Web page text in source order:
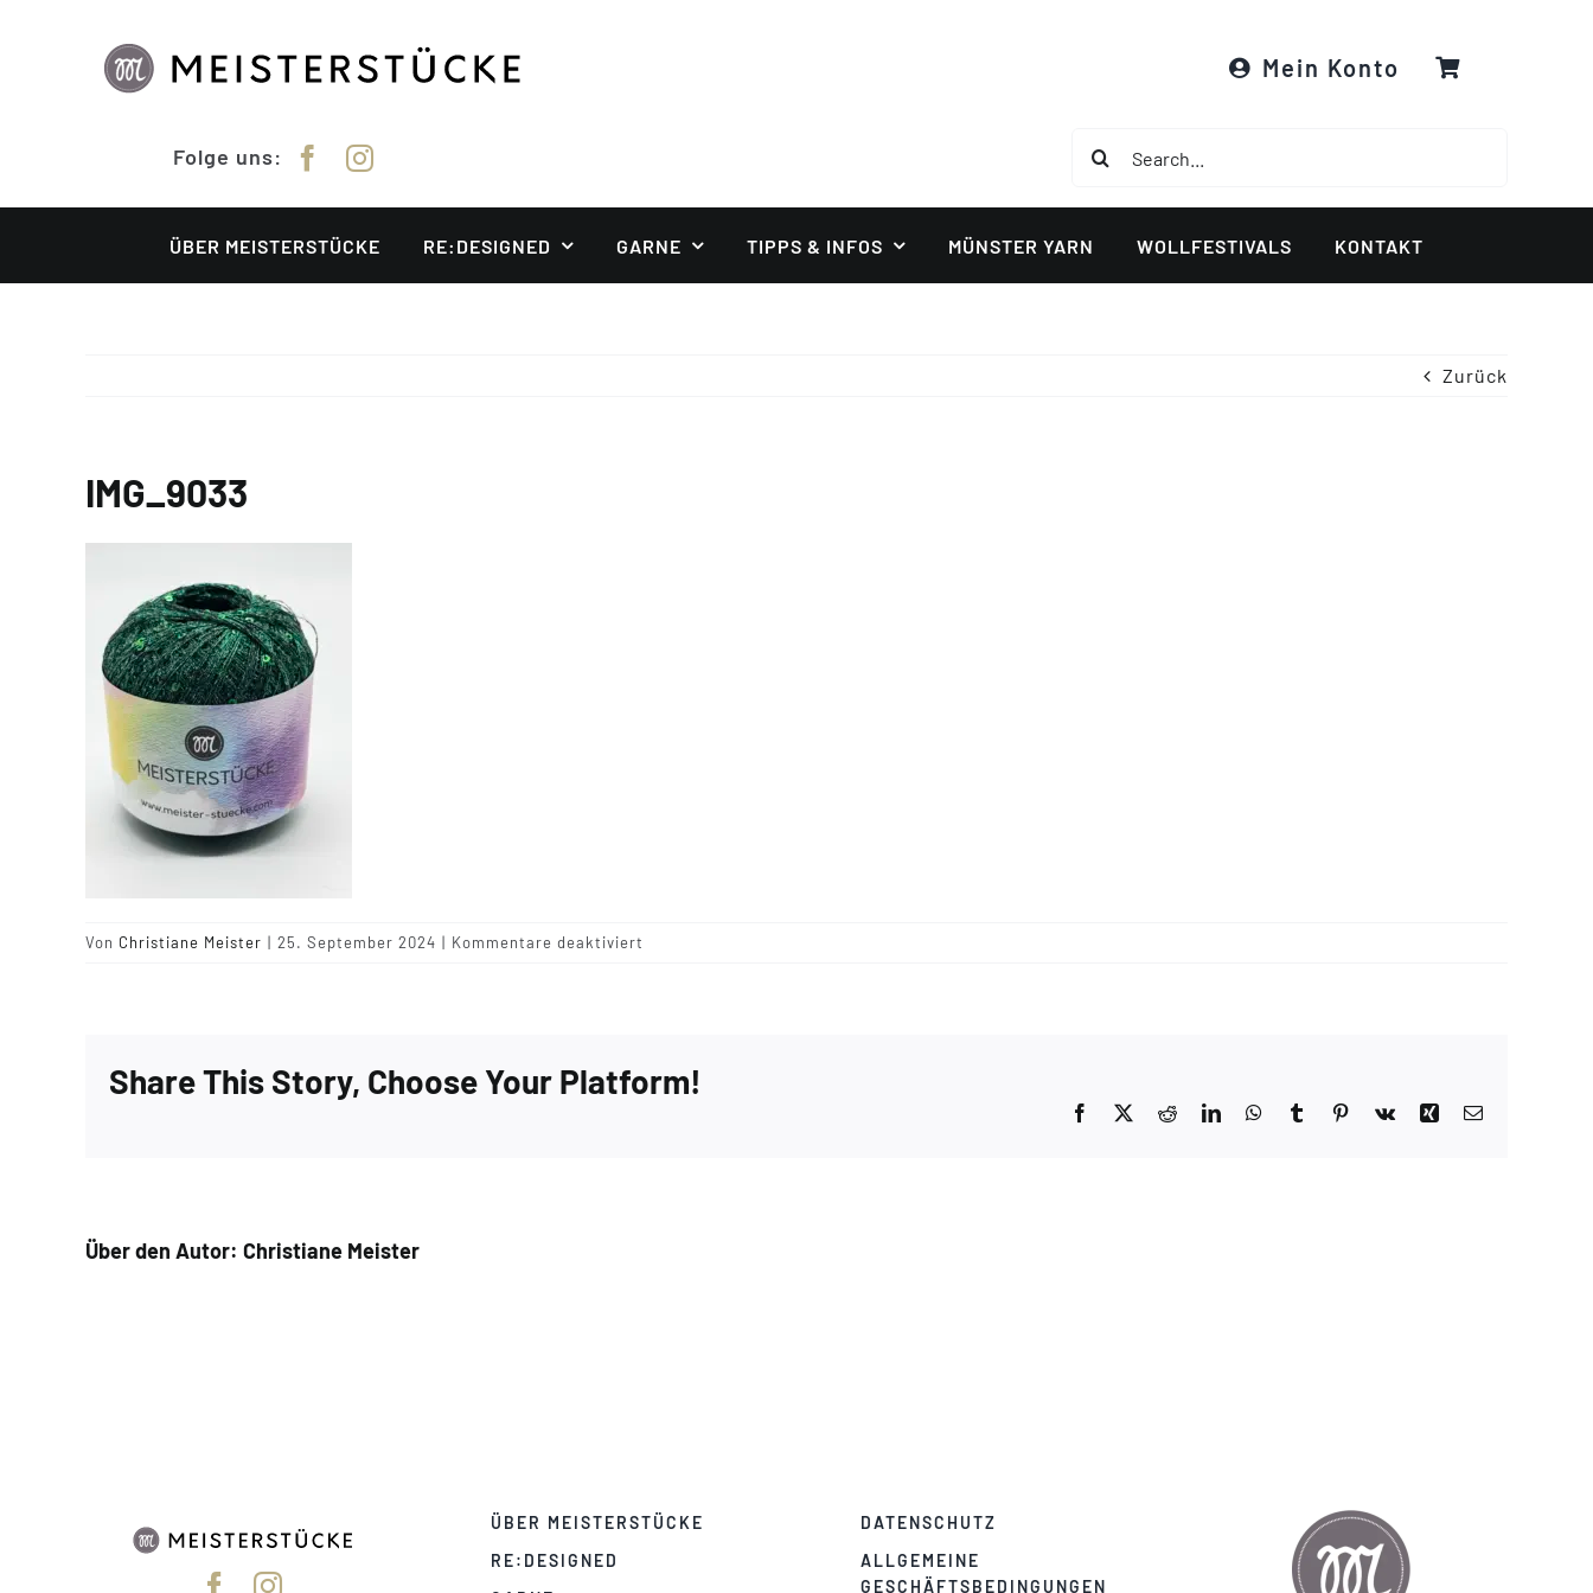
Mein Konto
Folge uns:
ÜBER MEISTERSTÜCKE RE:DESIGNED GARNE TIPPS & INFOS MÜNSTER YARN WOLLFESTIVALS KONTAKT
Zurück
IMG_9033
Von Christiane Meister | 25. September 2024 | Kommentare deaktiviert
Share This Story, Choose Your Platform!
Facebook Reddit LinkedInWhatsApp
TumblrPinterest
Vk Xing
Über den Autor: Christiane Meister
ÜBER MEISTERSTÜCKE
RE:DESIGNED
DATENSCHUTZ
ALLGEMEINE
GESCHÄFTSBEDINGUNGEN